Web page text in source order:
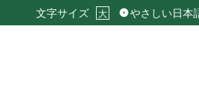
文字サイズ 大 やさしい日本